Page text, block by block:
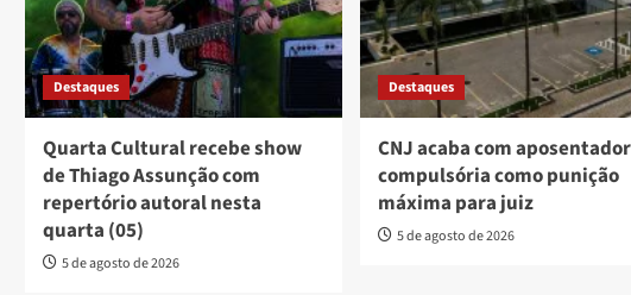
Destaques
Quarta Cultural recebe show
de Thiago Assunção com
repertório autoral nesta
quarta (05)
5 de agosto de 2026
Destaques
CNJ acaba com
compulsória como punição
máxima para juiz
5 de agosto de 2026